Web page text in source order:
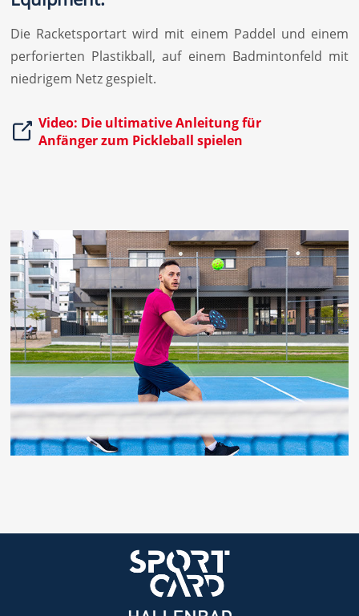
Die Racketsportart wird mit einem Paddel und einem
perforierten Plastikball, auf einem Badmintonfeld mit
niedrigem Netz gespielt.
Video: Die ultimative Anleitung für
Anfänger zum Pickleball spielen